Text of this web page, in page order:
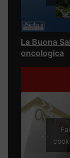
La Buona
oncologica